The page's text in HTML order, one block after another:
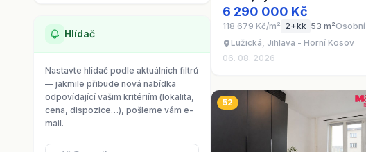
Hlídač
Nastavte hlídač podle aktuálních filtrů
— jakmile přibude nová nabídka
odpovídající vašim kritériím (lokalita,
cena, dispozice…), pošleme vám e-
mail.
6 290 000 Kč
118 679 Kč/m² 2+kk 53 m²Osobní
Lužická, Jihlava - Horní Kosov
06. 08. 2026
52